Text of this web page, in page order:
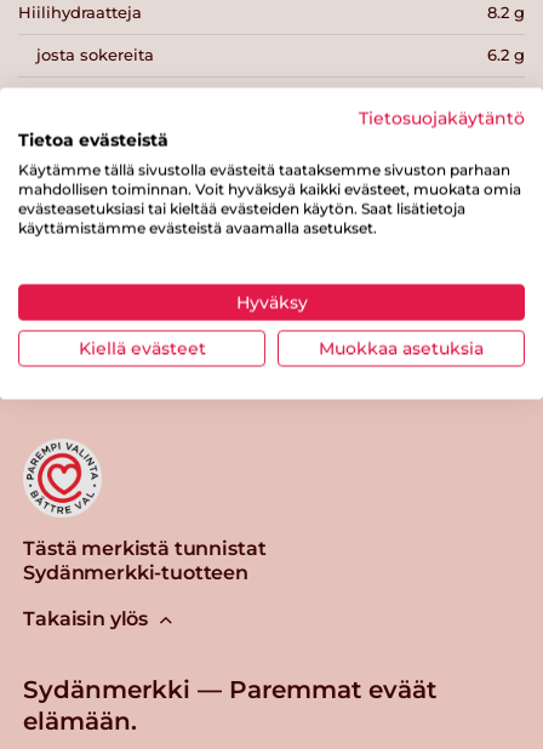
Hiilihydraatteja 8.2 g
josta sokereita 6.2 g
Proteiinia
Suolaa 1 g
Tulosta sivu Jaa tuote
Tästä merkistä tunnistat
Sydänmerkki-tuotteen
Takaisin ylös
Sydänmerkki — Paremmat eväät
elämään.
Tietosuojakäytäntö
Tietoa evästeistä
Käytämme tällä sivustolla evästeitä taataksemme sivuston parhaan
mahdollisen toiminnan. Voit hyväksyä kaikki evästeet, muokata omia
evästeasetuksiasi tai kieltää evästeiden käytön. Saat lisätietoja
käyttämistämme evästeistä avaamalla asetukset.
Hyväksy
Kiellä evästeet Muokkaa asetuksia